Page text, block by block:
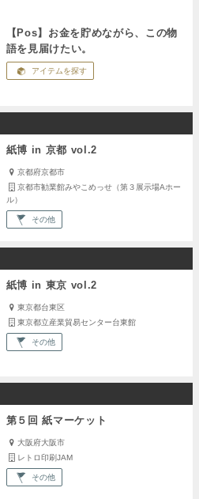
【Pos】お金を貯めながら、この物
語を見届けたい。
アイテムを探す
紙博 in 京都 vol.2
京都府京都市
京都市勧業館みやこめっせ（第３展示場Aホー
ル）
その他
紙博 in 東京 vol.2
東京都台東区
東京都立産業貿易センター台東館
その他
第５回 紙マーケット
大阪府大阪市
レトロ印刷JAM
その他